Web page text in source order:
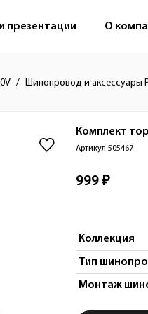
презентации О
Шинопровод и аксессуары
Комплект
Артикул 505467
999 ₽
Коллекция
Тип
Монтаж